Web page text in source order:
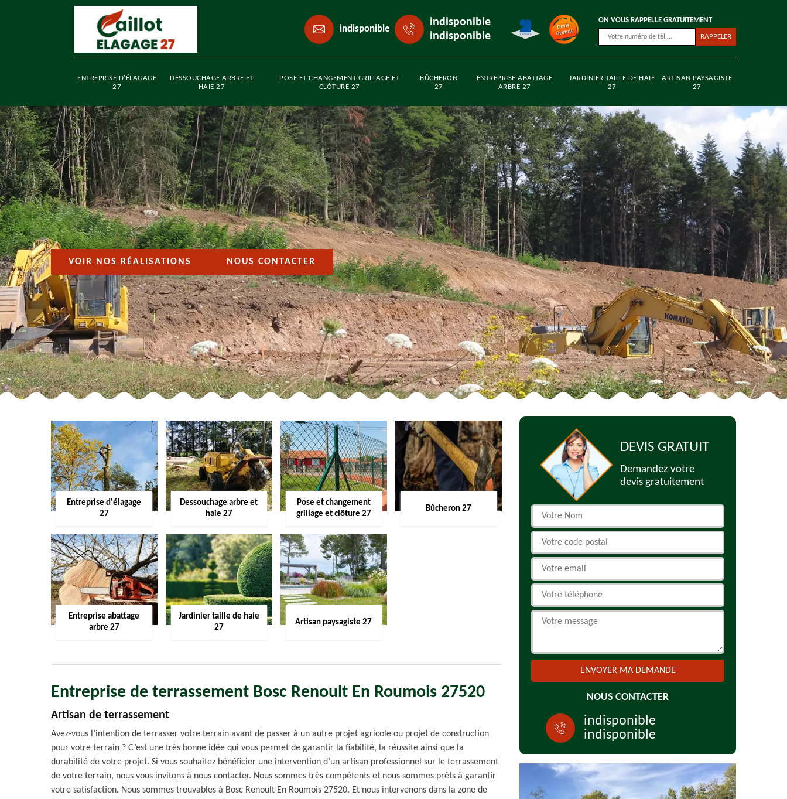
indisponible
indisponible
indisponible
ON VOUS RAPPELLE GRATUITEMENT
ENTREPRISE D'ÉLAGAGE
27
DESSOUCHAGE ARBRE ET
HAIE 27
POSE ET CHANGEMENT GRILLAGE ET
CLÔTURE 27
BÛCHERON
27
ENTREPRISE ABATTAGE
ARBRE 27
JARDINIER TAILLE DE HAIE
27
ARTISAN PAYSAGISTE
27
VOIR NOS RÉALISATIONS NOUS CONTACTER
Entreprise d'élagage
27
Dessouchage arbre et
haie 27
Pose et changement
grillage et clôture 27
Bûcheron 27
Entreprise abattage
arbre 27
Jardinier taille de haie
27
Artisan paysagiste 27
Entreprise de terrassement Bosc Renoult En Roumois 27520
Artisan de terrassement
Avez-vous l’intention de terrasser votre terrain avant de passer à un autre projet agricole ou projet de construction
pour votre terrain ? C’est une très bonne idée qui vous permet de garantir la fiabilité, la réussite ainsi que la
durabilité de votre projet. Si vous souhaitez bénéficier une intervention d’un artisan professionnel sur le terrassement
de votre terrain, nous vous invitons à nous contacter. Nous sommes très compétents et nous sommes prêts à garantir
votre satisfaction. Nous sommes trouvables à Bosc Renoult En Roumois 27520. Et nous intervenons dans la zone de
DEVIS GRATUIT
Demandez votre
devis gratuitement
NOUS CONTACTER
indisponible
indisponible